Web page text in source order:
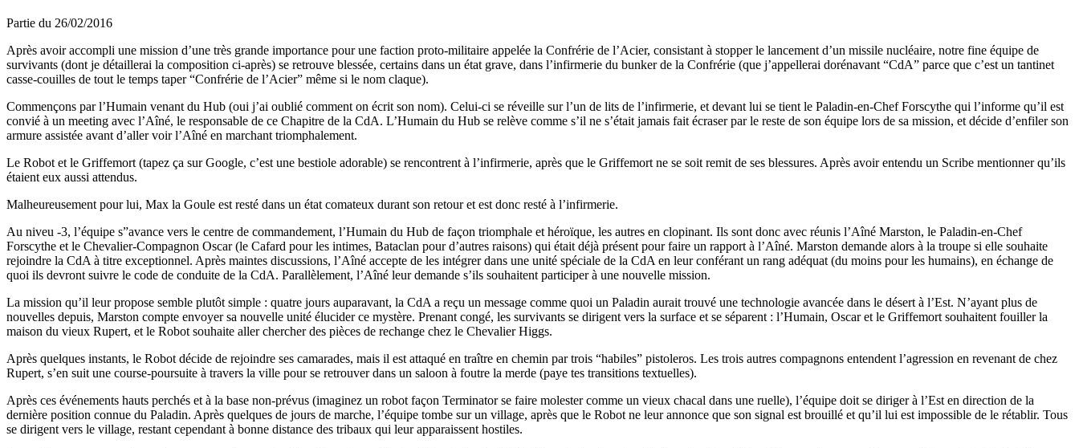
Partie du 26/02/2016
Après avoir accompli une mission d’une très grande importance pour une faction proto-militaire appelée la Confrérie de l’Acier, consistant à stopper le lancement d’un missile nucléaire, notre fine équipe de
survivants (dont je détaillerai la composition ci-après) se retrouve blessée, certains dans un état grave, dans l’infirmerie du bunker de la Confrérie (que j’appellerai dorénavant “CdA” parce que c’est un tantinet
casse-couilles de tout le temps taper “Confrérie de l’Acier” même si le nom claque).
Commençons par l’Humain venant du Hub (oui j’ai oublié comment on écrit son nom). Celui-ci se réveille sur l’un de lits de l’infirmerie, et devant lui se tient le Paladin-en-Chef Forscythe qui l’informe qu’il est
convié à un meeting avec l’Aîné, le responsable de ce Chapitre de la CdA. L’Humain du Hub se relève comme s’il ne s’était jamais fait écraser par le reste de son équipe lors de sa mission, et décide d’enfiler son
armure assistée avant d’aller voir l’Aîné en marchant triomphalement.
Le Robot et le Griffemort (tapez ça sur Google, c’est une bestiole adorable) se rencontrent à l’infirmerie, après que le Griffemort ne se soit remit de ses blessures. Après avoir entendu un Scribe mentionner qu’ils
étaient eux aussi attendus.
Malheureusement pour lui, Max la Goule est resté dans un état comateux durant son retour et est donc resté à l’infirmerie.
Au niveu -3, l’équipe s”avance vers le centre de commandement, l’Humain du Hub de façon triomphale et héroïque, les autres en clopinant. Ils sont donc avec réunis l’Aîné Marston, le Paladin-en-Chef
Forscythe et le Chevalier-Compagnon Oscar (le Cafard pour les intimes, Bataclan pour d’autres raisons) qui était déjà présent pour faire un rapport à l’Aîné. Marston demande alors à la troupe si elle souhaite
rejoindre la CdA à titre exceptionnel. Après maintes discussions, l’Aîné accepte de les intégrer dans une unité spéciale de la CdA en leur conférant un rang adéquat (du moins pour les humains), en échange de
quoi ils devront suivre le code de conduite de la CdA. Parallèlement, l’Aîné leur demande s’ils souhaitent participer à une nouvelle mission.
La mission qu’il leur propose semble plutôt simple : quatre jours auparavant, la CdA a reçu un message comme quoi un Paladin aurait trouvé une technologie avancée dans le désert à l’Est. N’ayant plus de
nouvelles depuis, Marston compte envoyer sa nouvelle unité élucider ce mystère. Prenant congé, les survivants se dirigent vers la surface et se séparent : l’Humain, Oscar et le Griffemort souhaitent fouiller la
maison du vieux Rupert, et le Robot souhaite aller chercher des pièces de rechange chez le Chevalier Higgs.
Après quelques instants, le Robot décide de rejoindre ses camarades, mais il est attaqué en traître en chemin par trois “habiles” pistoleros. Les trois autres compagnons entendent l’agression en revenant de chez
Rupert, s’en suit une course-poursuite à travers la ville pour se retrouver dans un saloon à foutre la merde (paye tes transitions textuelles).
Après ces événements hauts perchés et à la base non-prévus (imaginez un robot façon Terminator se faire molester comme un vieux chacal dans une ruelle), l’équipe doit se diriger à l’Est en direction de la
dernière position connue du Paladin. Après quelques de jours de marche, l’équipe tombe sur un village, après que le Robot ne leur annonce que son signal est brouillé et qu’il lui est impossible de le rétablir. Tous
se dirigent vers le village, restant cependant à bonne distance des tribaux qui leur apparaissent hostiles.